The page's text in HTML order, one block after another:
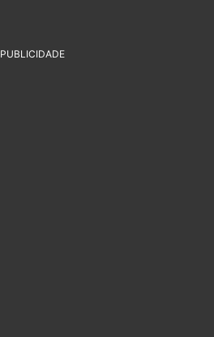
PUBLICIDADE